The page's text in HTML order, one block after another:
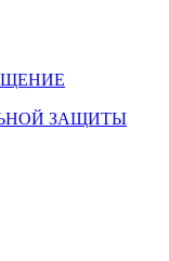
ЗАЩИТЫ